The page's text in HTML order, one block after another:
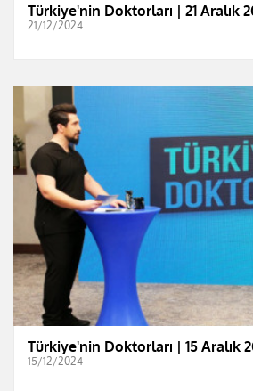
Türkiye'nin Doktorları | 21 Aralık
21/12/2024
Türkiye'nin Doktorları | 15 Aralık
15/12/2024